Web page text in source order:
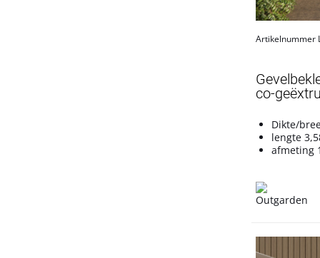
Artikelnummer
co-
Dikte/
lengte
afmeting